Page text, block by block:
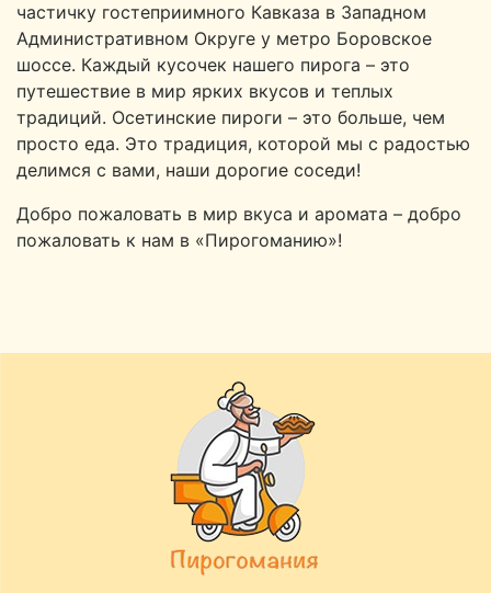
частичку гостеприимного Кавказа в Западном
Административном Округе у метро Боровское
шоссе. Каждый кусочек нашего пирога – это
путешествие в мир ярких вкусов и теплых
традиций. Осетинские пироги – это больше, чем
просто еда. Это традиция, которой мы с радостью
делимся с вами, наши дорогие соседи!
Добро пожаловать в мир вкуса и аромата – добро
пожаловать к нам в «Пирогоманию»!